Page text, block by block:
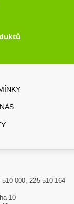
000, 225 510 164
10